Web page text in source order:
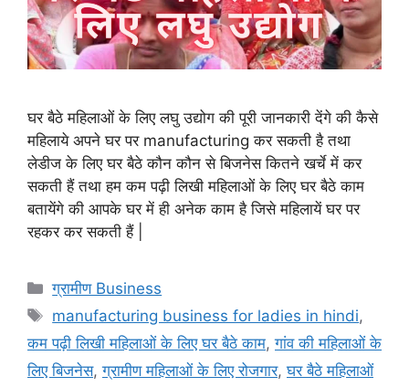
घर बैठे महिलाओं के लिए लघु उद्योग की पूरी जानकारी देंगे की कैसे
महिलाये अपने घर पर manufacturing कर सकती है तथा
लेडीज के लिए घर बैठे कौन कौन से बिजनेस कितने खर्चे में कर
सकती हैं तथा हम कम पढ़ी लिखी महिलाओं के लिए घर बैठे काम
बतायेंगे की आपके घर में ही अनेक काम है जिसे महिलायें घर पर
रहकर कर सकती हैं |
Categories
ग्रामीण Business
Tags
manufacturing business for ladies in hindi,
कम पढ़ी लिखी महिलाओं के लिए घर बैठे काम,गांव की महिलाओं के
लिए बिजनेस,ग्रामीण महिलाओं के लिए रोजगार,घर बैठे महिलाओं